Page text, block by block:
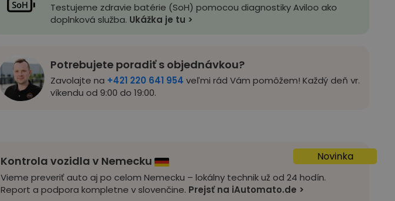
Testujeme zdravie batérie (SoH) pomocou diagnostiky Aviloo ako
doplnková služba. Ukážka je tu >
Potrebujete poradiť s objednávkou?
Zavolajte na +421 220 641 954 veľmi rád Vám pomôžem! Každý deň vr.
víkendu od 9:00 do 19:00.
Novinka
Kontrola vozidla v Nemecku
Vieme preveriť auto aj po celom Nemecku – lokálny technik už od 24 hodín.
Report a podpora kompletne v slovenčine. Prejsť na iAutomato.de >